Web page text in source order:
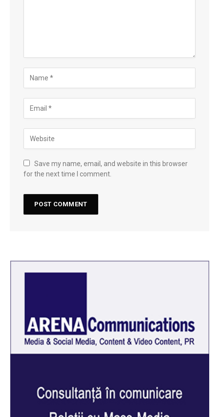
Save my name, email, and website in this browser
for the next time I comment.